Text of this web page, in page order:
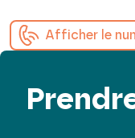
Afficher le